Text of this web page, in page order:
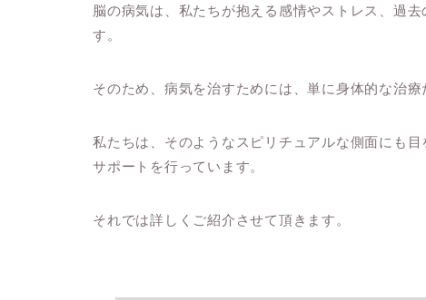
脳の病気は、私たちが抱える感情やストレス、過
す。
そのため、病気を治すためには、単に身体的な治
私たちは、そのようなスピリチュアルな側面にも
サポートを行っています。
それでは詳しくご紹介させて頂きます。